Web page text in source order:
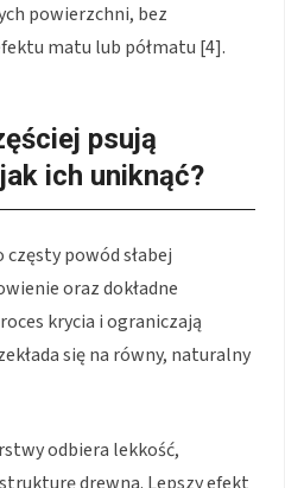
powierzchni, bez
matu lub półmatu [4].
psują
ich uniknąć?
częsty powód słabej
oraz dokładne
krycia i ograniczają
się na równy, naturalny
odbiera lekkość,